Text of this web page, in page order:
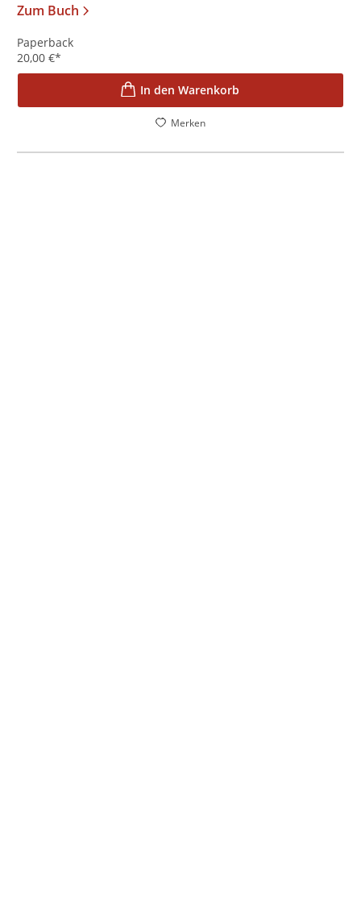
Zum Buch
Paperback
20,00 €*
In den Warenkorb
Merken